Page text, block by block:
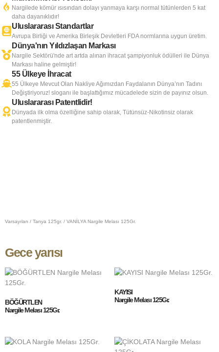
Nargilede kömür ısısından dolayı yanmaya karşı normal tütünlerden 5 kat
daha dayanıklıdır!
Uluslararası Standartlar
Avrupa Birliği ve Amerika Birleşik Devletleri FDA normlarına uygun üretim.
Dünya'nın Yıldızlaşan Markası
Nargile Sektörü'nde art artda alınan ihracat şampiyonluk ödülleri ile Dünya
Markası haline gelmiştir!
55 Ülkeye İhracat
55 Ülkeye Mevcut Olan Nakliye Ağımızdan Faydalanın Dünya’nın Tadını
Değiştiriyoruz! sloganı ile başlattığımız mücadelede sizin de payınız olsun.
Uluslararası Patentlidir!
Dünyada ilk olma özelliğine sahip olarak, Tütünsüz-Nikotinsiz olarak
patentlenmiştir.
Varsayılan / Tanya 125gr. / VANİLYA Nargile Melası 125Gr.
Gece yarısı
BÖĞÜRTLEN
Nargile Melası 125Gr.
KAYISI
Nargile Melası 125Gr.